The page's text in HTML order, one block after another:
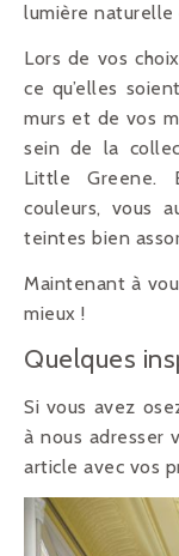
lumière
Lors de vos
ce qu’elles
murs et de vos
sein de la
Little Greene.
couleurs, vous
teintes bien
Maintenant à
mieux !
Quelques
Si vous avez
à nous adresser
article avec vos